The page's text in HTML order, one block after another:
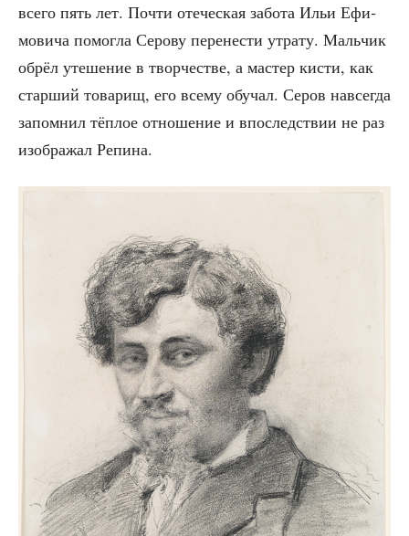
все­го пять лет. Почти оте­че­ская забо­та Ильи Ефи­
мо­ви­ча помог­ла Серо­ву пере­не­сти утра­ту. Маль­чик
обрёл уте­ше­ние в твор­че­стве, а мастер кисти, как
стар­ший това­рищ, его все­му обу­чал. Серов навсе­гда
запом­нил тёп­лое отно­ше­ние и впо­след­ствии не раз
изоб­ра­жал Репина.